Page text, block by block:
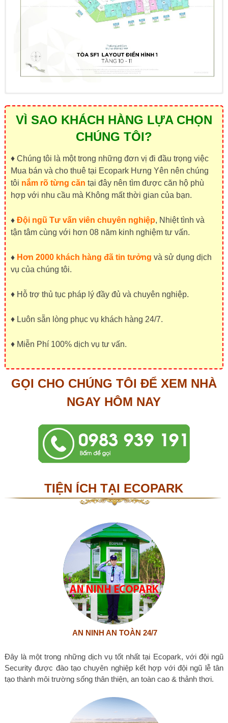
VÌ SAO KHÁCH HÀNG LỰA CHỌN
CHÚNG TÔI?
♦ Chúng tôi là một trong những đơn vị đi đầu trọng việc
Mua bán và cho thuê tại Ecopark Hưng Yên nên chúng
tôi nắm rõ từng căn tại đây nên tìm được căn hộ phù
hợp với nhu cầu mà Không mất thời gian của bạn.
♦Đội ngũ Tư vấn viên chuyên nghiệp, Nhiệt tình và
tận tâm cùng với hơn 08 năm kinh nghiệm tư vấn.
♦Hơn 2000 khách hàng đã tin tưởng và sử dụng dịch
vụ của chúng tôi.
♦ Hỗ trợ thủ tục pháp lý đầy đủ và chuyên nghiệp.
♦ Luôn sẵn lòng phục vụ khách hàng 24/7.
♦ Miễn Phí 100% dịch vụ tư vấn.
GỌI CHO CHÚNG TÔI ĐỂ XEM NHÀ
NGAY HÔM NAY
TIỆN ÍCH TẠI ECOPARK
AN NINH AN TOÀN 24/7
Đây là một trong những dịch vụ tốt nhất tại Ecopark, với đội ngũ
Security được đào tạo chuyên nghiệp kết hợp với đội ngũ lễ tân
tạo thành môi trường sống thân thiện, an toàn cao & thảnh thơi.